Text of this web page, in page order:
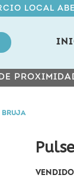
LOCAL
BRUJA